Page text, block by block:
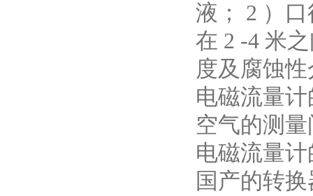
液； 2 ）
在 2 -4 米
度及腐蚀
电磁流量
空气的测
电磁流量
国产的转